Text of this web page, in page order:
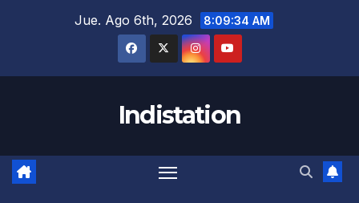
Jue. Ago 6th, 2026 8:09:35 AM
Indistation